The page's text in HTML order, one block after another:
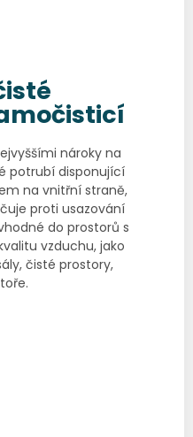
nároky na
potrubí disponující
na vnitřní straně,
proti usazování
do prostorů s
vzduchu, jako
čisté prostory,